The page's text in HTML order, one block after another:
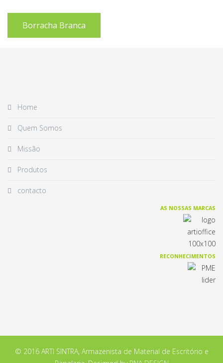
Borracha Branca
Home
Quem Somos
Missão
Produtos
contacto
AS NOSSAS MARCAS
RECONHECIMENTOS
© 2016 ARTI SINTRA, Armazenista de Material de Escritório e